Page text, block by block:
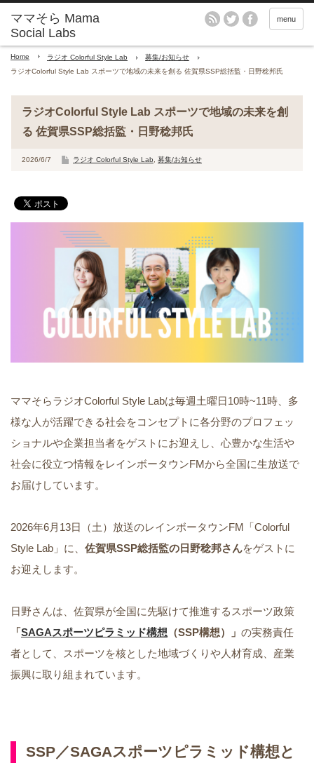
menu
Home ラジオ Colorful Style Lab
募集/お知らせ
ラジオColorful Style Lab スポーツで地域の未来を創る 佐賀県SSP総括監・日野稔邦氏
ラジオColorful Style Lab スポーツで地域の未来を創
る 佐賀県SSP総括監・日野稔邦氏
2026/6/7 ラジオ Colorful Style Lab 募集/お知らせ
ママそらラジオColorful Style Labは毎週土曜日10時~11時、多
様な人が活躍できる社会をコンセプトに各分野のプロフェッ
ショナルや企業担当者をゲストにお迎えし、心豊かな生活や
社会に役立つ情報をレインボータウンFMから全国に生放送で
お届けしています。
2026年6月13日（土）放送のレインボータウンFM「Colorful
Style Lab」に、 佐賀県SSP総括監の日野稔邦さんをゲストに
お迎えします。
日野さんは、佐賀県が全国に先駆けて推進するスポーツ政策
「SAGAスポーツピラミッド構想 （SSP構想）」 の実務責任
者として、スポーツを核とした地域づくりや人材育成、産業
振興に取り組まれています。
SSP／SAGAスポーツピラミッド構想と